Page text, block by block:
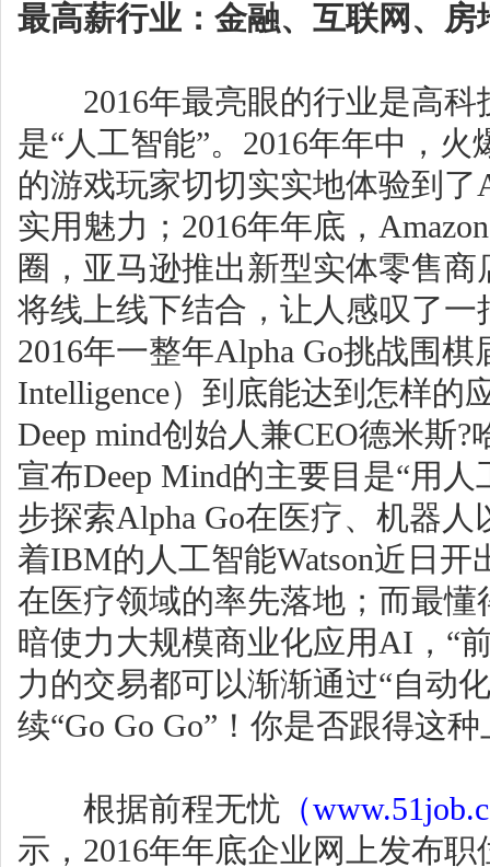
最高薪行业：金融、互联网、
2016年最亮眼的行业是高科
是“人工智能”。2016年年中，火
的游戏玩家切切实实地体验到了
实用魅力；2016年年底，
圈，亚马逊推出新型实体零售
将线上线下结合，让人感叹了
2016年一整年Alpha Go挑战围
Intelligence）到底能达到怎样
Deep mind创始人兼CEO德米斯?
宣布Deep Mind的主要目是“用
步探索Alpha Go在医疗、机器
着IBM的人工智能Watson近日
在医疗领域的率先落地；而最
暗使力大规模商业化应用AI，“
力的交易都可以渐渐通过“自动
续“Go Go Go”！你是否跟得这
根据前程无忧 （
示，2016年年底企业网上发布